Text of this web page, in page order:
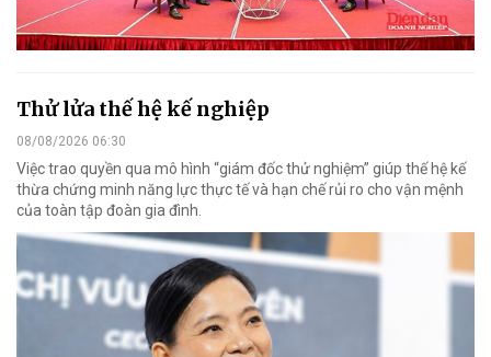
Thử lửa thế hệ kế nghiệp
08/08/2026 06:30
Việc trao quyền qua mô hình “giám đốc thử nghiệm” giúp thế hệ kế
thừa chứng minh năng lực thực tế và hạn chế rủi ro cho vận mệnh
của toàn tập đoàn gia đình.